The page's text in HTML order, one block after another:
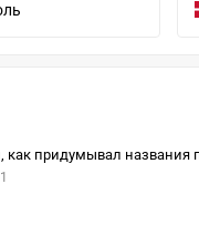
как придумывал названия
1